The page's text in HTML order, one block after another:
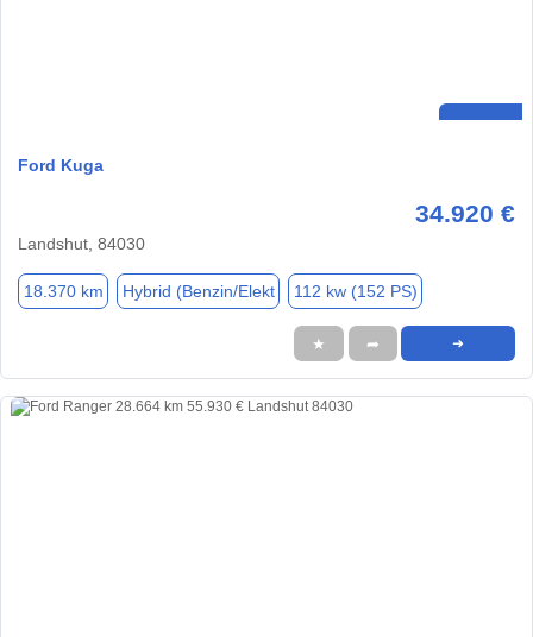
Ford Kuga
34.920 €
Landshut, 84030
18.370 km Hybrid (Benzin/Elekt 112 kw (152 PS)
★ ➦ ➜